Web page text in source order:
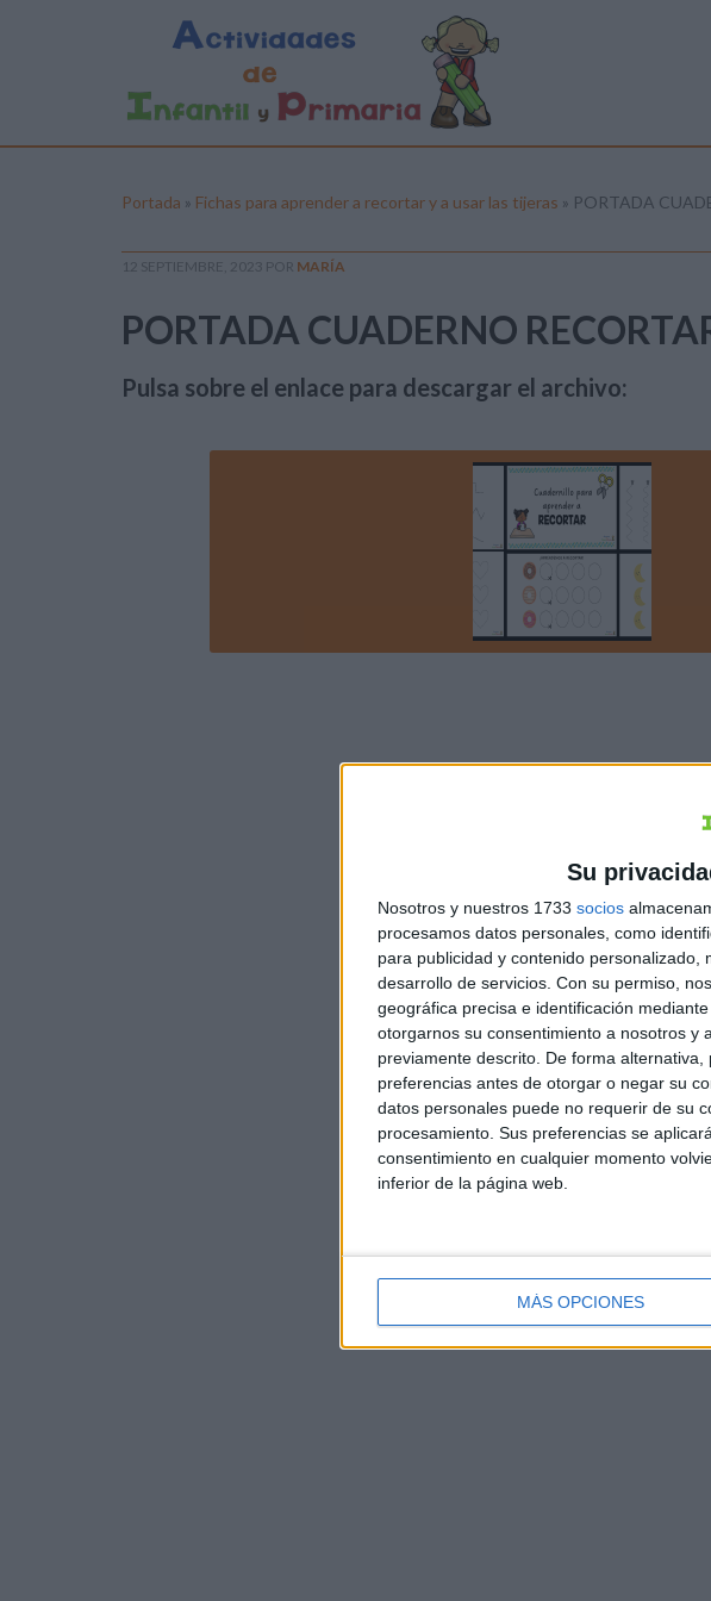
Su
Nosotros y nuestros 1733 socios
procesamos datos personales, como
para publicidad y contenido
desarrollo de servicios. Con su permiso,
geográfica precisa e identificación
otorgarnos su consentimiento a nosotros y
previamente descrito. De forma
preferencias antes de otorgar o negar su
datos personales puede no requerir de su
procesamiento. Sus preferencias se
consentimiento en cualquier momento
inferior de la página web.
MÁS OPCIONES
Portada » Fichas para aprender a recortar y a usar las tijeras » PORTADA
12 SEPTIEMBRE, 2023 POR MARÍA
PORTADA CUADERNO
Pulsa sobre el enlace para descargar el archivo: